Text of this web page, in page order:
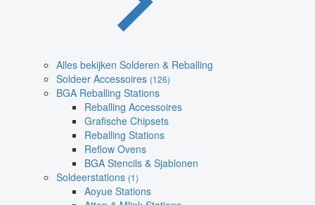
Alles bekijken Solderen & Reballing
Soldeer Accessoires (126)
BGA Reballing Stations
Reballing Accessoires
Grafische Chipsets
Reballing Stations
Reflow Ovens
BGA Stencils & Sjablonen
Soldeerstations (1)
Aoyue Stations